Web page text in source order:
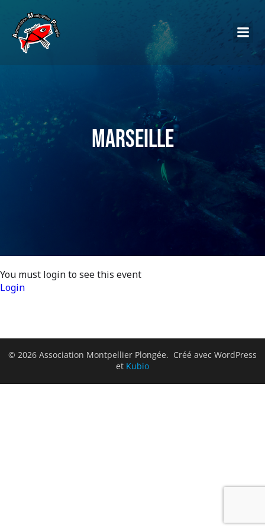
Marseille
You must login to see this event
Login
© 2026 Association Montpellier Plongée. Créé avec WordPress
et Kubio